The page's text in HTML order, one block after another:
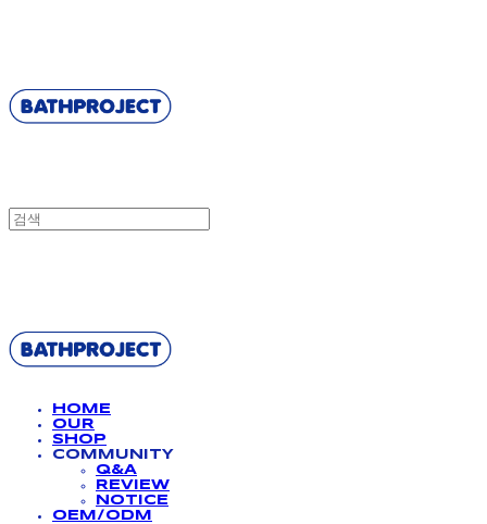
HOME
OUR
SHOP
COMMUNITY
Q&A
REVIEW
NOTICE
OEM/ODM